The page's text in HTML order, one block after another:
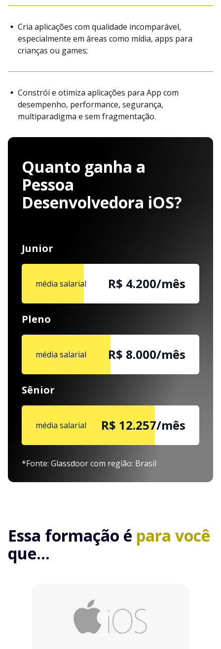
Cria aplicações com qualidade incomparável,
especialmente em áreas como mídia, apps para
crianças ou games;
Constrói e otimiza aplicações para App com
desempenho, performance, segurança,
multiparadigma e sem fragmentação.
Quanto ganha a
Pessoa
Desenvolvedora iOS?
Junior
média salarial R$ 4.200/mês
Pleno
média salarial R$ 8.000/mês
Sênior
média salarial R$ 12.257/mês
*Fonte: Glassdoor com região: Brasil
Essa formação é para você
que...